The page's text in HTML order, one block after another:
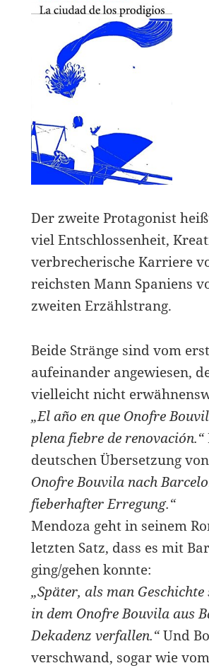
Der zweite Protagonist
viel Entschlossenheit,
verbrecherische Karriere
reichsten Mann Spaniens
zweiten Erzählstrang.
Beide Stränge sind vom
aufeinander angewiesen,
vielleicht nicht
„El año en que Onofre
plena fiebre de renovación.“
deutschen Übersetzung
Onofre Bouvila nach
fieberhafter Erregung.“
Mendoza geht in seinem
letzten Satz, dass es mit
ging/gehen konnte:
„Später, als man
in dem Onofre Bouvila aus
Dekadenz verfallen.“Und
verschwand, sogar wie